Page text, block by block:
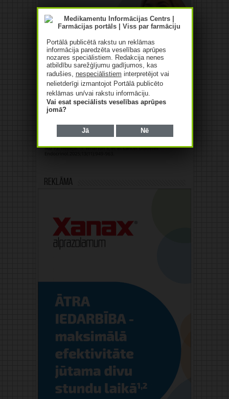
Reklāma
Portālā publicētā rakstu un reklāmas
informācija paredzēta veselības aprūpes
nozares speciālistiem. Redakcija nenes
atbildību sarežģījumu gadījumos, kas
radušies, nespeciālistiem interpretējot vai
nelietderīgi izmantojot Portālā publicēto
reklāmas un/vai rakstu informāciju.
Vai esat speciālists veselības aprūpes
jomā?
Jā Nē